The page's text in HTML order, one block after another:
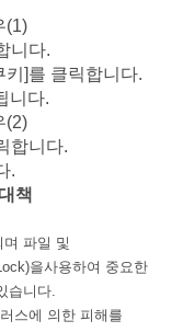
(1)
니다.
키]를 클릭합니다.
니다.
(2)
합니다.
.
책
며 파일 및
을사용하여 중요한
습니다.
스에 의한 피해를